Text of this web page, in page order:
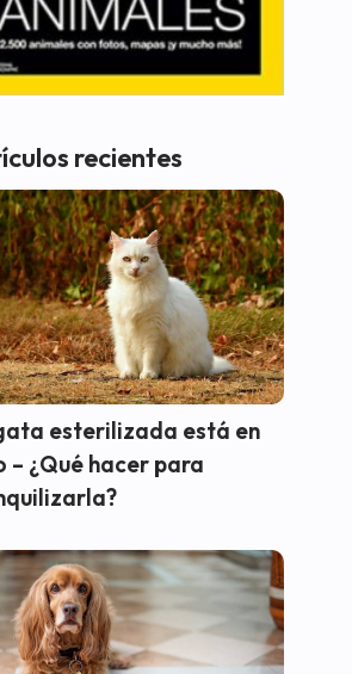
recientes
esterilizada está en
– ¿Qué hacer para